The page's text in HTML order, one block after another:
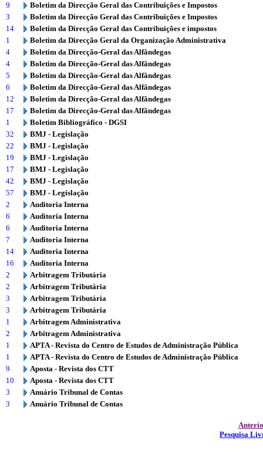
9
Boletim da Direcção Geral das Contribuições e Impostos
3
Boletim da Direcção Geral das Contribuições e Impostos
14
Boletim da Direcção Geral das Contribuições e impostos
1
Boletim da Direcção Geral da Organização Administrativa
4
Boletim da Direcção-Geral das Alfândegas
4
Boletim da Direcção-Geral das Alfândegas
5
Boletim da Direcção-Geral das Alfândegas
6
Boletim da Direcção-Geral das Alfândegas
12
Boletim da Direcção-Geral das Alfândegas
17
Boletim da Direcção-Geral das Alfândegas
1
Boletim Bibliográfico - DGSI
32
BMJ - Legislação
22
BMJ - Legislação
19
BMJ - Legislação
17
BMJ - Legislação
42
BMJ - Legislação
57
BMJ - Legislação
2
Auditoria Interna
6
Auditoria Interna
6
Auditoria Interna
7
Auditoria Interna
14
Auditoria Interna
16
Auditoria Interna
2
Arbitragem Tributária
2
Arbitragem Tributária
3
Arbitragem Tributária
3
Arbitragem Tributária
1
Arbitragem Administrativa
2
Arbitragem Administrativa
1
APTA - Revista do Centro de Estudos de Administração Pública
1
APTA - Revista do Centro de Estudos de Administração Pública
9
Aposta - Revista dos CTT
10
Aposta - Revista dos CTT
3
Anuário Tribunal de Contas
3
Anuário Tribunal de Contas
Pesquisa